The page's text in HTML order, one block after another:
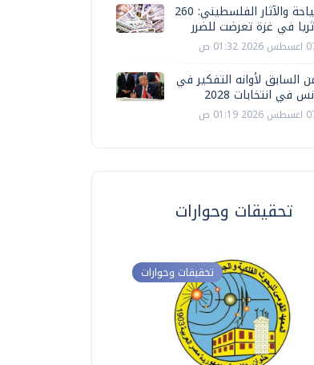
وزير السياحة والآثار الفلسطيني: 260
في غزة تعرضت للضرر
السابق لأوانه التفكير في
في انتخابات 2028
تحقيقات وحوارات
تحقيقات وحوارات